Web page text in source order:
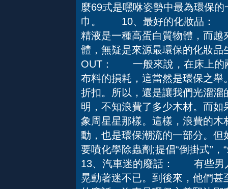
麼69式是嘿咻姿勢中最為環保
巾。 10、最好的化妝品：
精液是一種高蛋白質物體，而
體，無疑是來源最環保的化妝
OUT： 一般來說，在床上的
布料的損耗，這當然是環保之
折扣。所以，還是讓我們光
明，不知浪費了多少木材。而
象周星星那樣。這樣，浪費的
動，也是環保潮流的一部分。
要噴化學除蟲劑;提倡“倒掛式”
13、汽車迷的廢話： 有些男
晃動著迷不已。到後來，他們